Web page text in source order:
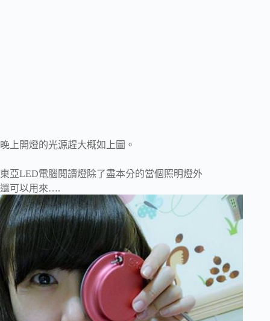
晚上開燈的光源趕大概如上圖。
東亞LED電腦閱讀燈除了盡本分的當個照明燈外
還可以用來….